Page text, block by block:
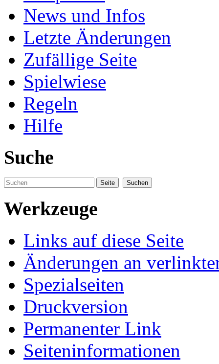
News und Infos
Letzte Änderungen
Zufällige Seite
Spielwiese
Regeln
Hilfe
Suche
Werkzeuge
Links auf diese Seite
Änderungen an
Spezialseiten
Druckversion
Permanenter Link
Seiteninformationen